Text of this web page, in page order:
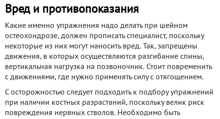
Вред и противопоказания
Какие именно упражнения надо делать при шейном
остеохондрозе, должен прописать специалист, поскольку
некоторые из них могут наносить вред. Так, запрещены
движения, в которых осуществляются разгибание спины,
вертикальная нагрузка на позвоночник. Стоит повременить
с движениями, где нужно применять силу с отягощением.
С осторожностью следует подходить к подбору упражнений
при наличии костных разрастаний, поскольку велик риск
повреждения нервных стволов. Необходимо быть